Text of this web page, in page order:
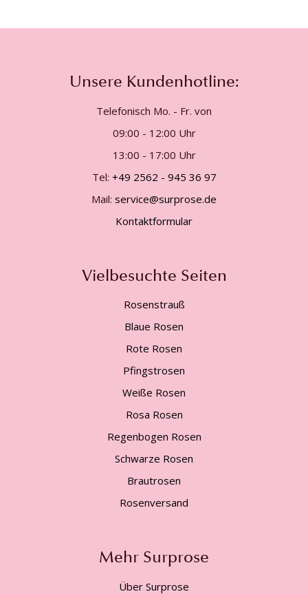
Unsere Kundenhotline:
Telefonisch Mo. - Fr. von
09:00 - 12:00 Uhr
13:00 - 17:00 Uhr
Tel: +49 2562 - 945 36 97
Mail: service@surprose.de
Kontaktformular
Vielbesuchte Seiten
Rosenstrauß
Blaue Rosen
Rote Rosen
Pfingstrosen
Weiße Rosen
Rosa Rosen
Regenbogen Rosen
Schwarze Rosen
Brautrosen
Rosenversand
Mehr Surprose
Über Surprose